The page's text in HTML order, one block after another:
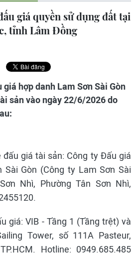
giá quyền sử dụng đất tại
tỉnh Lâm Đồng
hợp danh Lam Sơn Sài Gòn
sản vào ngày 22/6/2026 do
giá tài sản: Công ty Đấu giá
Sài Gòn (Công ty Lam Sơn Sài
Nhì, Phường Tân Sơn Nhì,
giá: VIB - Tầng 1 (Tầng trệt) và
Tower, số 111A Pasteur,
Hotline: 0949.685.485